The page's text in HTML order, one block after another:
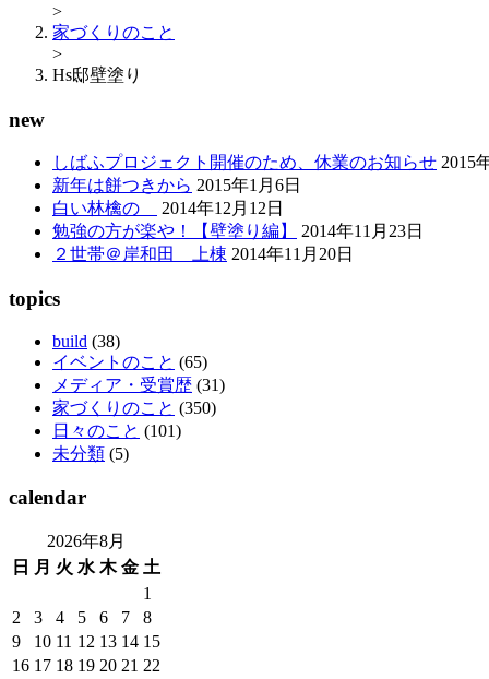
>
家づくりのこと
>
Hs邸壁塗り
new
しばふプロジェクト開催のため、休業のお知らせ 2015
新年は餅つきから 2015年1月6日
白い林檎の
2014年12月12日
勉強の方が楽や！【壁塗り編】
2014年11月23日
２世帯＠岸和田 上棟 2014年11月20日
topics
build (38)
イベントのこと (65)
メディア・受賞歴 (31)
家づくりのこと (350)
日々のこと (101)
未分類 (5)
calendar
2026年8月
日
月 火 水 木 金 土
1
2
3 4 5 6 7
8
9
10 11 12 13 14 15
16 17 18 19 20 21 22